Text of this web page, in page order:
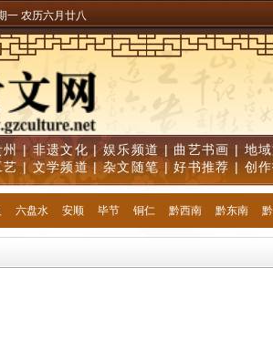
一 农历六月廿八
州|非遗文化 |娱乐频道 | 曲艺书画 | 地
艺 |文学频道|杂文随笔 |好书推荐 | 创
六盘水 安顺 毕节 铜仁 黔西南 黔东南